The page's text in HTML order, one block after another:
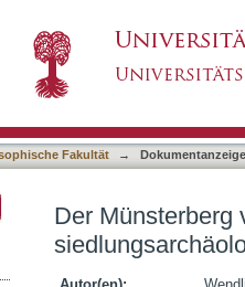
Fakultät → Dokumentanzeige
Der Münsterberg